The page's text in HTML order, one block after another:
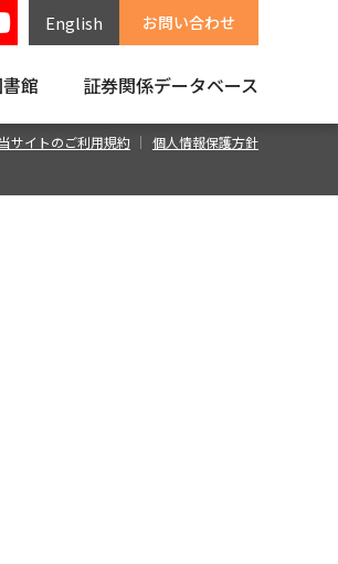
English お問い合わせ
館 証券関係データベース
当サイトのご利用規約 個人情報保護方針